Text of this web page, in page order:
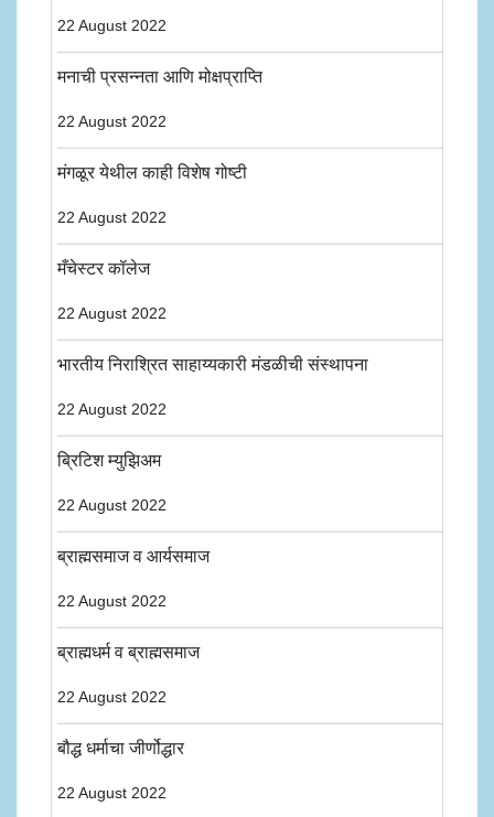
22 August 2022
मनाची प्रसन्नता आणि मोक्षप्राप्ति
22 August 2022
मंगळूर येथील काही विशेष गोष्टी
22 August 2022
मँचेस्टर कॉलेज
22 August 2022
भारतीय निराश्रित साहाय्यकारी मंडळीची संस्थापना
22 August 2022
ब्रिटिश म्युझिअम
22 August 2022
ब्राह्मसमाज व आर्यसमाज
22 August 2022
ब्राह्मधर्म व ब्राह्मसमाज
22 August 2022
बौद्ध धर्माचा जीर्णोद्धार
22 August 2022